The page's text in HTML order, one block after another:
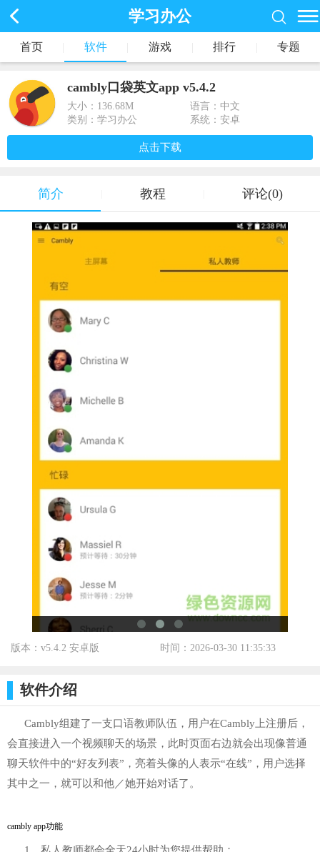
学习办公
首页 软件 游戏 排行 专题
cambly口袋英文app v5.4.2
大小： 136.68M
语言：中文
类别：学习办公
系统：安卓
点击下载
简介 教程 评论(0)
版本：v5.4.2 安卓版 时间：2026-03-30 11:35:33
软件介绍
Cambly组建了一支口语教师队伍，用户在Cambly上注册后，
会直接进入一个视频聊天的场景，此时页面右边就会出现像普通
聊天软件中的“好友列表”，亮着头像的人表示“在线”，用户选择
其中之一，就可以和他／她开始对话了。
cambly app功能
1、私人教师都会全天24小时为您提供帮助；